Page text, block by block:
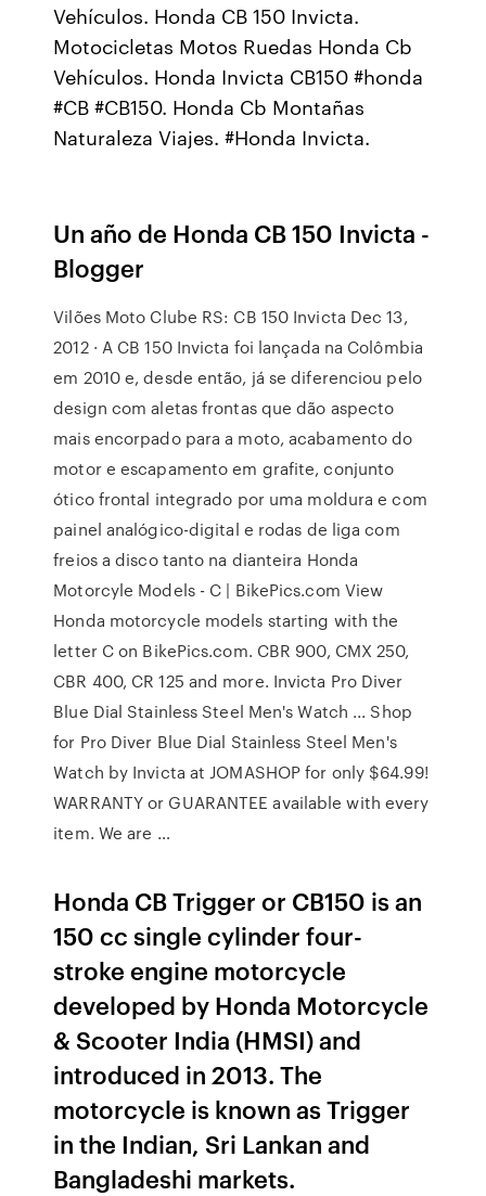
Vehículos. Honda CB 150 Invicta.
Motocicletas Motos Ruedas Honda Cb
Vehículos. Honda Invicta CB150 #honda
#CB #CB150. Honda Cb Montañas
Naturaleza Viajes. #Honda Invicta.
Un año de Honda CB 150 Invicta -
Blogger
Vilões Moto Clube RS: CB 150 Invicta Dec 13,
2012 · A CB 150 Invicta foi lançada na Colômbia
em 2010 e, desde então, já se diferenciou pelo
design com aletas frontas que dão aspecto
mais encorpado para a moto, acabamento do
motor e escapamento em grafite, conjunto
ótico frontal integrado por uma moldura e com
painel analógico-digital e rodas de liga com
freios a disco tanto na dianteira Honda
Motorcyle Models - C | BikePics.com View
Honda motorcycle models starting with the
letter C on BikePics.com. CBR 900, CMX 250,
CBR 400, CR 125 and more. Invicta Pro Diver
Blue Dial Stainless Steel Men's Watch ... Shop
for Pro Diver Blue Dial Stainless Steel Men's
Watch by Invicta at JOMASHOP for only $64.99!
WARRANTY or GUARANTEE available with every
item. We are …
Honda CB Trigger or CB150 is an
150 cc single cylinder four-
stroke engine motorcycle
developed by Honda Motorcycle
& Scooter India (HMSI) and
introduced in 2013. The
motorcycle is known as Trigger
in the Indian, Sri Lankan and
Bangladeshi markets.